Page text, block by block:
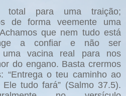
total para uma traição;
de forma veemente uma
que nem tudo está
a confiar e não ser
uma vacina real para nos
do engano. Basta crermos
“Entrega o teu caminho ao
tudo fará” (Salmo 37.5).